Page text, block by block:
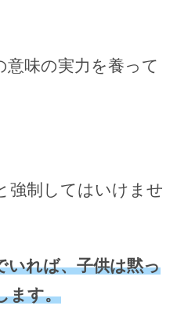
味の実力を養って
強制してはいけませ
いれば、子供は黙っ
ます。